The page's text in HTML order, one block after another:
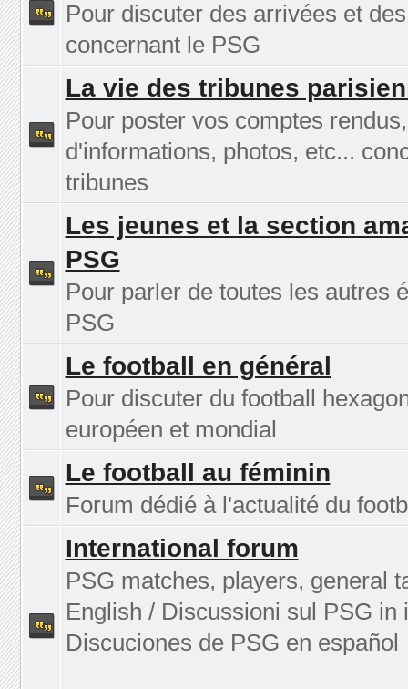
Pour discuter des arrivées et
concernant le PSG
La vie des tribunes
Pour poster vos comptes
d'informations, photos, etc...
tribunes
Les jeunes et la section
PSG
Pour parler de toutes les autres
PSG
Le football en général
Pour discuter du football
européen et mondial
Le football au féminin
Forum dédié à l'actualité du
International forum
PSG matches, players, general
English / Discussioni sul PSG in
Discuciones de PSG en español